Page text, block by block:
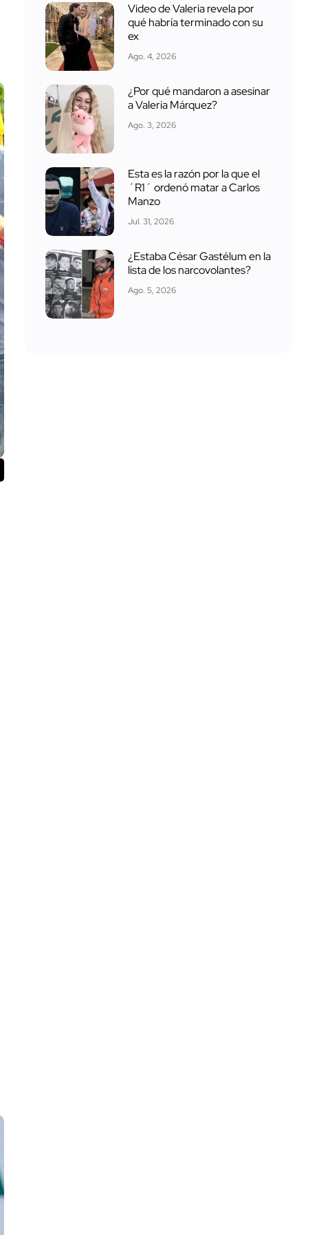
Video de Valeria revela por
qué habría terminado con su
ex
Ago. 4, 2026
¿Por qué mandaron a asesinar
a Valeria Márquez?
Ago. 3, 2026
Esta es la razón por la que el
´R1´ ordenó matar a Carlos
Manzo
Jul. 31, 2026
¿Estaba César Gastélum en la
lista de los narcovolantes?
Ago. 5, 2026